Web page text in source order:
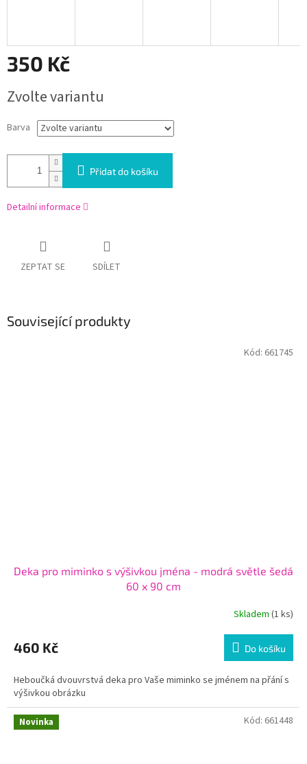
350 Kč
cena:
Zvolte variantu
Barva
Přidat do košíku
Detailní informace
ZEPTAT SE SDÍLET
Související produkty
Deka pro miminko s výšivkou jména - modrá světle šedá
60 x 90 cm
Skladem (1 ks)
460 Kč Do košíku
Heboučká dvouvrstvá deka pro Vaše miminko se jménem na přání s
výšivkou obrázku
Kód: 661745
Novinka Kód: 661448